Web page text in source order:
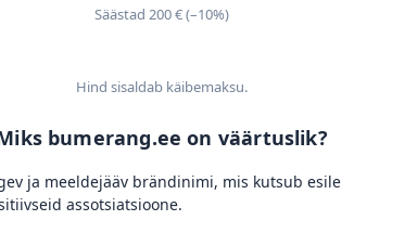
Säästad 200 € (–10%)
Hind sisaldab käibemaksu.
bumerang.ee on väärtuslik?
ja meeldejääv brändinimi, mis kutsub esile
assotsiatsioone.